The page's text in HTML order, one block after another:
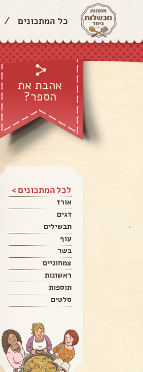
כל המתכונים /
אהבת את
הספר?
לכל המתכונים >
אורז
דגים
תבשילים
עוף
בשר
צמחוניים
ראשונות
תוספות
סלטים